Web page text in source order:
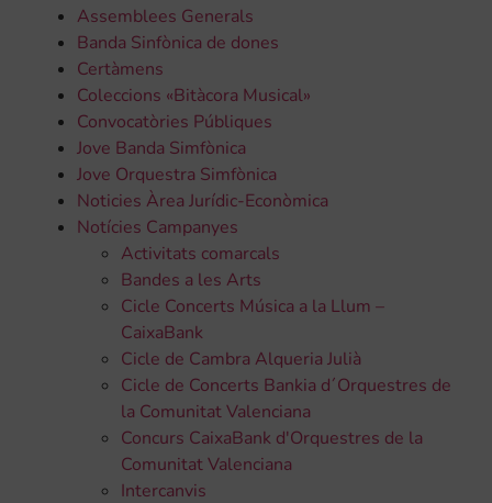
Assemblees Generals
Banda Sinfònica de dones
Certàmens
Coleccions «Bitàcora Musical»
Convocatòries Públiques
Jove Banda Simfònica
Jove Orquestra Simfònica
Noticies Àrea Jurídic-Econòmica
Notícies Campanyes
Activitats comarcals
Bandes a les Arts
Cicle Concerts Música a la Llum –
CaixaBank
Cicle de Cambra Alqueria Julià
Cicle de Concerts Bankia d´Orquestres de
la Comunitat Valenciana
Concurs CaixaBank d'Orquestres de la
Comunitat Valenciana
Intercanvis